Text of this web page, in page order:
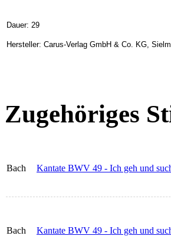
Dauer: 29
Hersteller: Carus-Verlag GmbH & Co. KG,
Zugehöriges
Bach Kantate BWV 49 - Ich geh und
Bach Kantate BWV 49 - Ich geh und